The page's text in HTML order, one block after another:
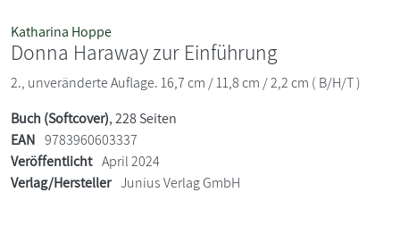
Katharina Hoppe
Donna Haraway zur Einführung
2., unveränderte Auflage. 16,7 cm / 11,8 cm / 2,2 cm ( B/H/T )
Buch (Softcover), 228 Seiten
EAN 9783960603337
Veröffentlicht April 2024
Verlag/Hersteller Junius Verlag GmbH